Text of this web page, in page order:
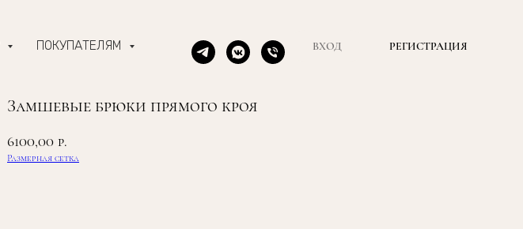
ПОКУПАТЕЛЯМ ВХОД РЕГИСТРАЦИЯ
Замшевые брюки прямого кроя
6100,00 р.
Размерная сетка